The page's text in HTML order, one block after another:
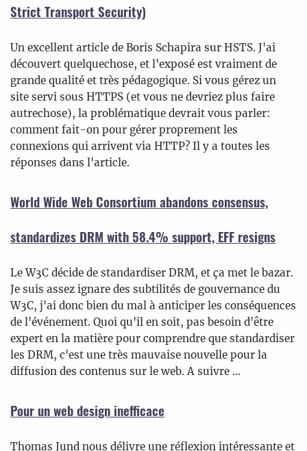
Strict Transport Security)
Un excellent article de Boris Schapira sur HSTS. J'ai
découvert quelquechose, et l'exposé est vraiment de
grande qualité et très pédagogique. Si vous gérez un
site servi sous HTTPS (et vous ne devriez plus faire
autrechose), la problématique devrait vous parler:
comment fait-on pour gérer proprement les
connexions qui arrivent via HTTP? Il y a toutes les
réponses dans l'article.
World Wide Web Consortium abandons consensus,
standardizes DRM with 58.4% support, EFF resigns
Le W3C décide de standardiser DRM, et ça met le bazar.
Je suis assez ignare des subtilités de gouvernance du
W3C, j'ai donc bien du mal à anticiper les conséquences
de l'événement. Quoi qu'il en soit, pas besoin d'être
expert en la matière pour comprendre que standardiser
les DRM, c'est une très mauvaise nouvelle pour la
diffusion des contenus sur le web. A suivre ...
Pour un web design inefficace
Thomas Jund nous délivre une réflexion intéressante et